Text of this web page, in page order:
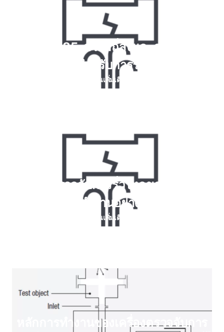
Krypton 85, ความถี่สูงและการทดสอบ
ปฏิกิริยาเคมีสําหรับการรั่วไหลของก๊าซ
อ่านเพิ่มเติม
เครื่องตรวจจับการรั่วไหลของฮาโลเจ
นทํางานอย่างไร
อ่านเพิ่มเติม
หลักการทํางานของเครื่องตรวจจับการ